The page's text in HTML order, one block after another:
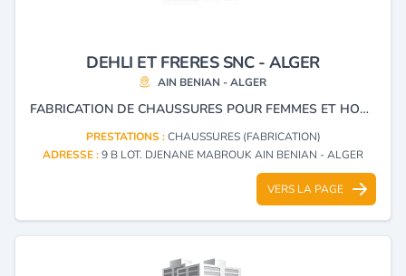
DEHLI ET FRERES SNC - ALGER
AIN BENIAN - ALGER
FABRICATION DE CHAUSSURES POUR FEMMES ET HOMMES.
PRESTATIONS :CHAUSSURES (FABRICATION)
ADRESSE :9 B LOT. DJENANE MABROUK AIN BENIAN - ALGER
VERS LA PAGE